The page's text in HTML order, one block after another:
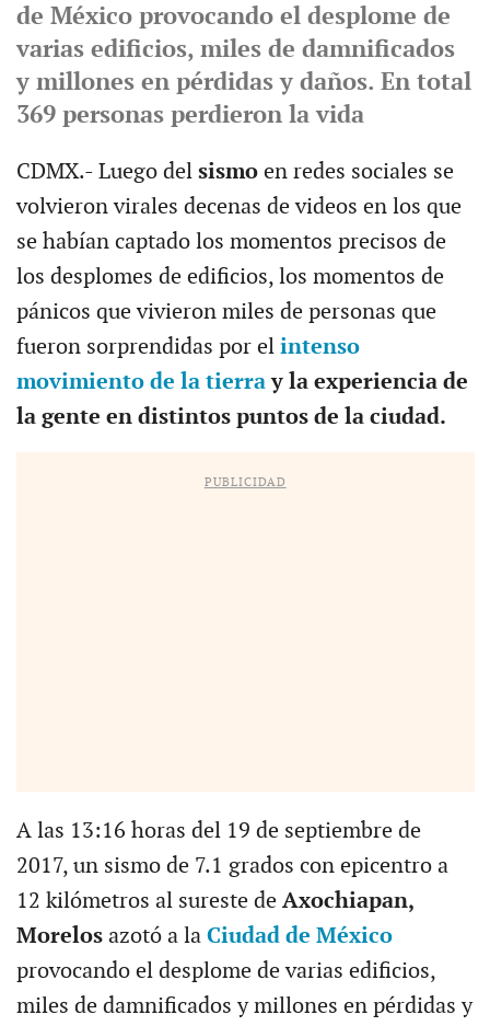
de México provocando el desplome de
varias edificios, miles de damnificados
y millones en pérdidas y daños. En total
369 personas perdieron la vida
CDMX.- Luego del sismoen redes sociales se
volvieron virales decenas de videos en los que
se habían captado los momentos precisos de
los desplomes de edificios, los momentos de
pánicos que vivieron miles de personas que
fueron sorprendidas por el intenso
movimiento de la tierray la experiencia de
la gente en distintos puntos de la ciudad.
PUBLICIDAD
A las 13:16 horas del 19 de septiembre de
2017, un sismo de 7.1 grados con epicentro a
12 kilómetros al sureste de Axochiapan,
Morelosazotó a la Ciudad de México
provocando el desplome de varias edificios,
miles de damnificados y millones en pérdidas y